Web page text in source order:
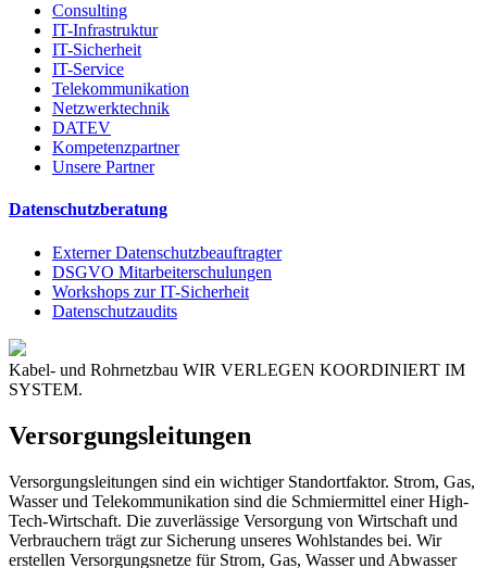
Consulting
IT-Infrastruktur
IT-Sicherheit
IT-Service
Telekommunikation
Netzwerktechnik
DATEV
Kompetenzpartner
Unsere Partner
Datenschutzberatung
Externer Datenschutzbeauftragter
DSGVO Mitarbeiterschulungen
Workshops zur IT-Sicherheit
Datenschutzaudits
Kabel- und Rohrnetzbau WIR VERLEGEN KOORDINIERT IM
SYSTEM.
Versorgungsleitungen
Versorgungsleitungen sind ein wichtiger Standortfaktor. Strom, Gas,
Wasser und Telekommunikation sind die Schmiermittel einer High-
Tech-Wirtschaft. Die zuverlässige Versorgung von Wirtschaft und
Verbrauchern trägt zur Sicherung unseres Wohlstandes bei. Wir
erstellen Versorgungsnetze für Strom, Gas, Wasser und Abwasser